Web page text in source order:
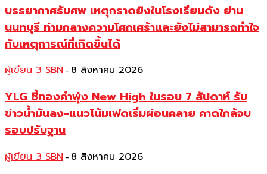
บรรยากาศรับศพ เหตุกราดยิงในโรงเรียนดัง ย่าน
นนทบุรี ท่ามกลางความโศกเศร้าและยังไม่สามารถทำใจ
กับเหตุการณ์ที่เกิดขึ้นได้
ผู้เขียน 3 SBN - 8 สิงหาคม 2026
YLG ชี้ทองคำพุ่ง New High ในรอบ 7 สัปดาห์ รับ
ข่าวน้ำมันลง-แนวโน้มเฟดเริ่มผ่อนคลาย คาดใกล้จบ
รอบปรับฐาน
ผู้เขียน 3 SBN - 8 สิงหาคม 2026